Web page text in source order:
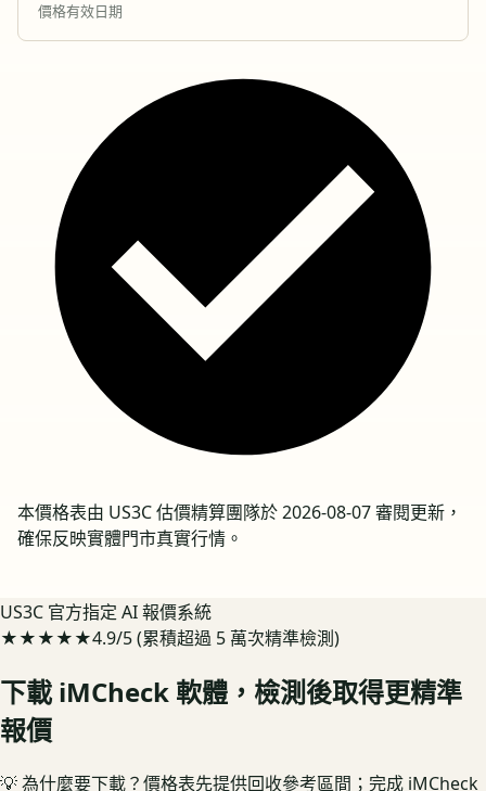
價格有效日期
本價格表由 US3C 估價精算團隊於2026-08-07審閱更新，
確保反映實體門市真實行情。
US3C 官方指定 AI 報價系統
★★★★★4.9/5 (累積超過 5 萬次精準檢測)
下載 iMCheck 軟體，檢測後取得更精準
報價
💡 為什麼要下載？價格表先提供回收參考區間；完成 iMCheck